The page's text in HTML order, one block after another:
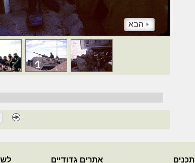
הבא
תכנים
אתרים גדודיים